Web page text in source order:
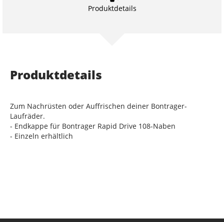
Produktdetails
Produktdetails
Zum Nachrüsten oder Auffrischen deiner Bontrager-
Laufräder.
- Endkappe für Bontrager Rapid Drive 108-Naben
- Einzeln erhältlich